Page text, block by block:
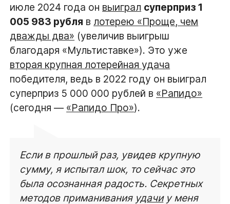
июле 2024 года он выиграл суперприз 1
005 983 рубля в лотерею «Проще, чем
дважды два» (увеличив выигрыш
благодаря «Мультиставке»). Это уже
вторая крупная лотерейная удача
победителя, ведь в 2022 году он выиграл
суперприз 5 000 000 рублей в «Рапидо»
(сегодня — «Рапидо Про»).
Если в прошлый раз, увидев крупную
сумму, я испытал шок, то сейчас это
была осознанная радость. Секретных
методов приманивания удачиу меня